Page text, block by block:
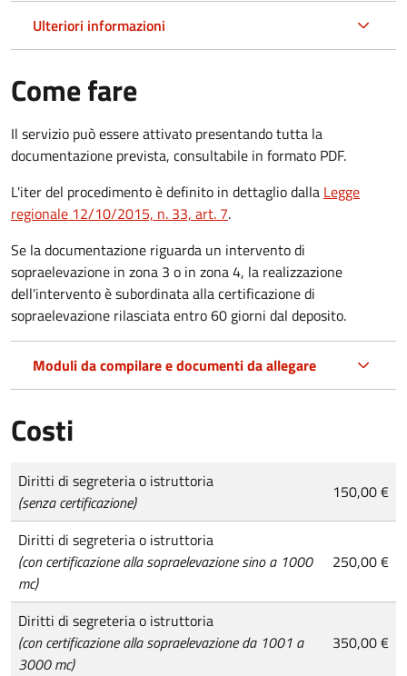
Ulteriori informazioni
Come fare
Il servizio può essere attivato presentando tutta la
documentazione prevista, consultabile in formato PDF.
L'iter del procedimento è definito in dettaglio dalla Legge
regionale 12/10/2015, n. 33, art. 7.
Se la documentazione riguarda un intervento di
sopraelevazione in zona 3 o in zona 4, la realizzazione
dell'intervento è subordinata alla certificazione di
sopraelevazione rilasciata entro 60 giorni dal deposito.
Moduli da compilare e documenti da allegare
Costi
Tipo di pagamento
Importo
Diritti di segreteria o istruttoria
(senza certificazione)
150,00 €
Diritti di segreteria o istruttoria
(con certificazione alla sopraelevazione sino a 1000
mc)
250,00 €
Diritti di segreteria o istruttoria
(con certificazione alla sopraelevazione da 1001 a
3000 mc)
350,00 €